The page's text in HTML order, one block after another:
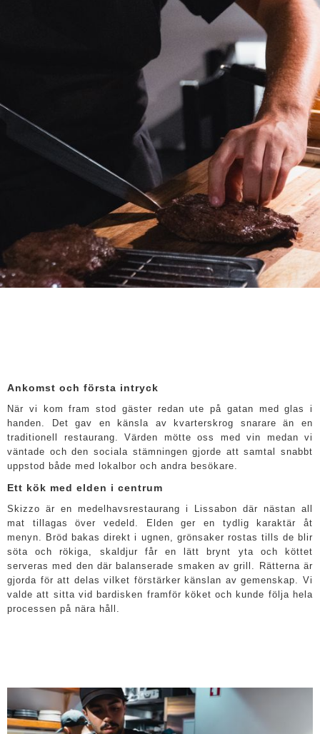
Ankomst och första intryck
När vi kom fram stod gäster redan ute på gatan med glas i
handen. Det gav en känsla av kvarterskrog snarare än en
traditionell restaurang. Värden mötte oss med vin medan vi
väntade och den sociala stämningen gjorde att samtal snabbt
uppstod både med lokalbor och andra besökare.
Ett kök med elden i centrum
Skizzo är en medelhavsrestaurang i Lissabon där nästan all
mat tillagas över vedeld. Elden ger en tydlig karaktär åt
menyn. Bröd bakas direkt i ugnen, grönsaker rostas tills de blir
söta och rökiga, skaldjur får en lätt brynt yta och köttet
serveras med den där balanserade smaken av grill. Rätterna är
gjorda för att delas vilket förstärker känslan av gemenskap. Vi
valde att sitta vid bardisken framför köket och kunde följa hela
processen på nära håll.